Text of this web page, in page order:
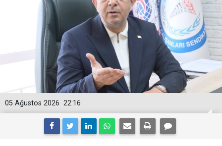
22:16
05 Ağustos 2026